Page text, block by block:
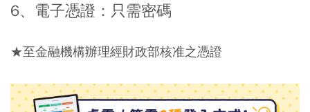
6、電子憑證：只需密碼
★至金融機構辦理經財政部核准之憑證